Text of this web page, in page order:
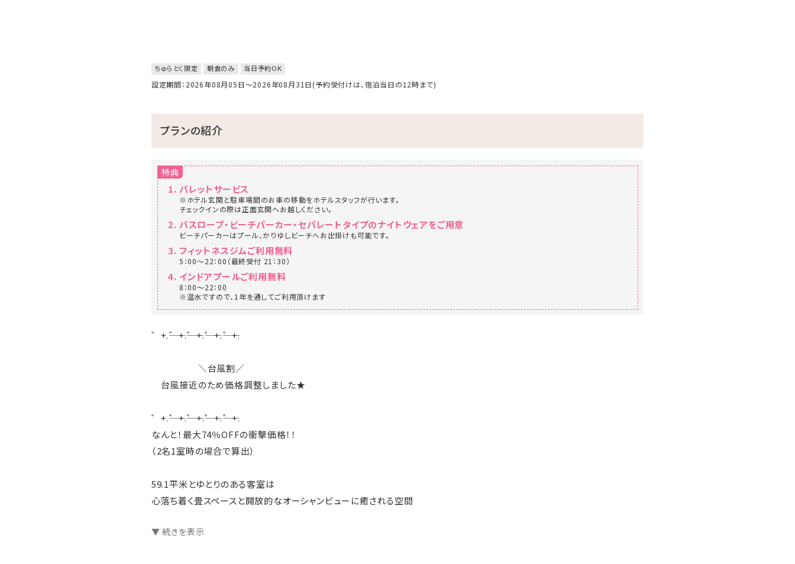
ちゅらとく限定 朝食のみ 当日予約OK
設定期間：2026年08月05日～2026年08月31日(予約受付けは、宿泊当日の12時まで)
プランの紹介
特典
バレットサービス
※ホテル玄関と駐車場間のお車の移動をホテルスタッフが行います。
チェックインの際は正面玄関へお越しください。
バスローブ・ビーチパーカー・セパレートタイプのナイトウェアをご用意
ビーチパーカーはプール、かりゆしビーチへお出掛けも可能です。
フィットネスジムご利用無料
5：00～22：00（最終受付 21：30）
インドアプールご利用無料
8：00～22：00
※温水ですので、1年を通してご利用頂けます
゜+.――゜+.――゜+.――゜+.――゜+.
＼台風割／
台風接近のため価格調整しました★
゜+.――゜+.――゜+.――゜+.――゜+.
なんと！最大74％OFFの衝撃価格！！
（2名1室時の場合で算出）
59.1平米とゆとりのある客室は
心落ち着く畳スペースと開放的なオーシャンビューに癒される空間
＜ホテルからのおもてなし＞
▼ 続きを表示